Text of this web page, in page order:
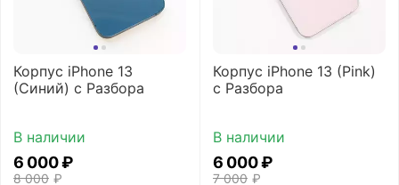
Корпус iPhone 13
(Синий) с Разбора
В наличии
8 000 ₽
6 000₽
Корпус iPhone 13 (Pink)
с Разбора
В наличии
7 000 ₽
6 000₽